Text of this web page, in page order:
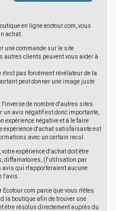
en ligne ecotour.com, vous
achat.
une commande sur le site
autres clients peuvent vous aider à
pas forcément révélateur de la
peut donner une image juste
de nombre d'autres sites.
un avis négatif est donc importante,
expérience négative et à le faire
expérience d'achat satisfaisante est
avec un certain recul.
expérience d'achat doit être
diffamatoires, (l'utilisation par
avis qui n'apporteraient aucune
l'avis.
parce que vous n'êtes
la boutique afin de trouver une
être résolus directement auprès du